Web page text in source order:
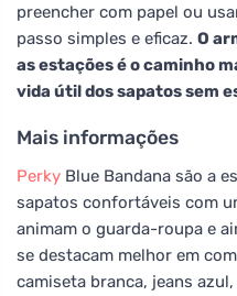
preencher com papel ou
passo simples e eficaz. O
as estações é o caminho
vida útil dos sapatos sem
Mais informações
Perky Blue Bandana são a
sapatos confortáveis com
animam o guarda-roupa e
se destacam melhor em
camiseta branca, jeans